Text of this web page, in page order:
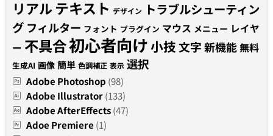
リアルテキスト デザイン トラブルシューティン
グ フィルター フォント プラグイン マウス メニュー レイヤ
ー 不具合初心者向け小技文字新機能無料
生成AI 画像 簡単 色調補正 表示 選択
Adobe Photoshop (98)
Adobe Illustrator(133)
Adobe AfterEffects(47)
Adoe Premiere (1)